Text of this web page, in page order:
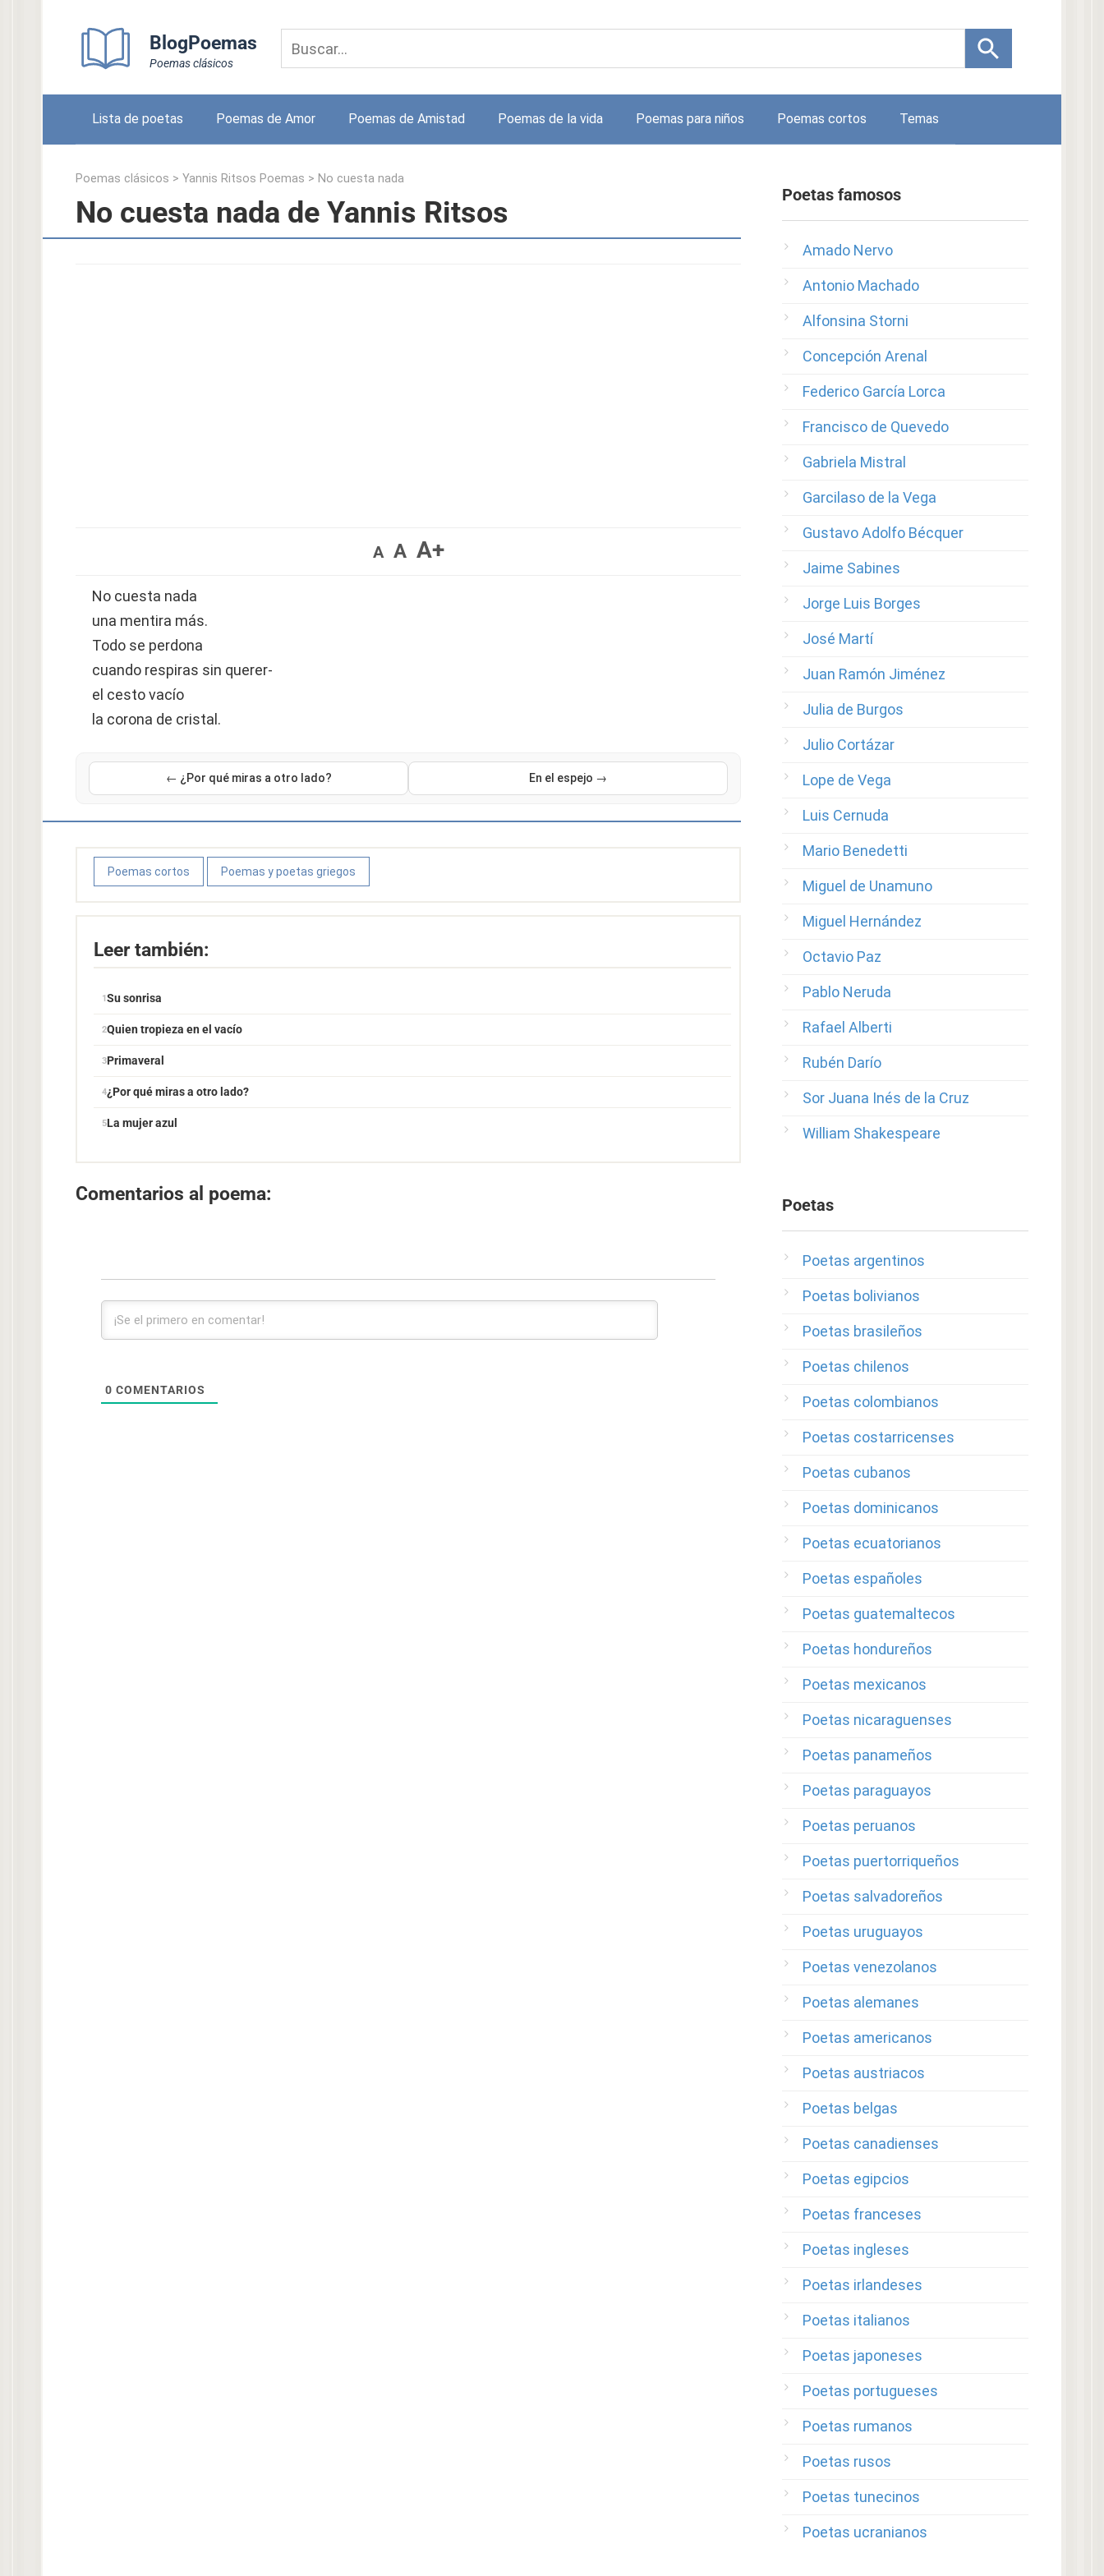
BlogPoemas
Poemas clásicos
Lista de poetas Poemas de Amor Poemas de Amistad Poemas de la vida Poemas para niños Poemas cortos Temas
Poemas clásicos > Yannis Ritsos Poemas > No cuesta nada
No cuesta nada de Yannis Ritsos
A A A+
No cuesta nada
una mentira más.
Todo se perdona
cuando respiras sin querer-
el cesto vacío
la corona de cristal.
← ¿Por qué miras a otro lado? En el espejo →
Poemas cortos Poemas y poetas griegos
Leer también:
Su sonrisa
Quien tropieza en el vacío
Primaveral
¿Por qué miras a otro lado?
La mujer azul
Comentarios al poema:
0 COMENTARIOS
Poetas famosos
Amado Nervo
Antonio Machado
Alfonsina Storni
Concepción Arenal
Federico García Lorca
Francisco de Quevedo
Gabriela Mistral
Garcilaso de la Vega
Gustavo Adolfo Bécquer
Jaime Sabines
Jorge Luis Borges
José Martí
Juan Ramón Jiménez
Julia de Burgos
Julio Cortázar
Lope de Vega
Luis Cernuda
Mario Benedetti
Miguel de Unamuno
Miguel Hernández
Octavio Paz
Pablo Neruda
Rafael Alberti
Rubén Darío
Sor Juana Inés de la Cruz
William Shakespeare
Poetas
Poetas argentinos
Poetas bolivianos
Poetas brasileños
Poetas chilenos
Poetas colombianos
Poetas costarricenses
Poetas cubanos
Poetas dominicanos
Poetas ecuatorianos
Poetas españoles
Poetas guatemaltecos
Poetas hondureños
Poetas mexicanos
Poetas nicaraguenses
Poetas panameños
Poetas paraguayos
Poetas peruanos
Poetas puertorriqueños
Poetas salvadoreños
Poetas uruguayos
Poetas venezolanos
Poetas alemanes
Poetas americanos
Poetas austriacos
Poetas belgas
Poetas canadienses
Poetas egipcios
Poetas franceses
Poetas ingleses
Poetas irlandeses
Poetas italianos
Poetas japoneses
Poetas portugueses
Poetas rumanos
Poetas rusos
Poetas tunecinos
Poetas ucranianos